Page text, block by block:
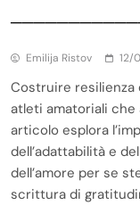
Emilija Ristov 12/
Costruire resilienza
atleti amatoriali
articolo esplora
dell’adattabilità e
dell’amore per se
scrittura di